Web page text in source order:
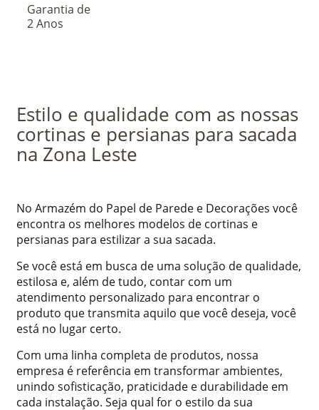
Garantia de
2 Anos
Estilo e qualidade com as nossas
cortinas e persianas para sacada
na Zona Leste
No Armazém do Papel de Parede e Decorações você
encontra os melhores modelos de cortinas e
persianas para estilizar a sua sacada.
Se você está em busca de uma solução de qualidade,
estilosa e, além de tudo, contar com um
atendimento personalizado para encontrar o
produto que transmita aquilo que você deseja, você
está no lugar certo.
Com uma linha completa de produtos, nossa
empresa é referência em transformar ambientes,
unindo sofisticação, praticidade e durabilidade em
cada instalação. Seja qual for o estilo da sua